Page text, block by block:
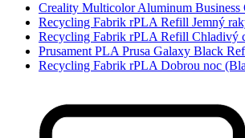
Creality Multicolor Aluminum Business
Recycling Fabrik rPLA Refill Jemný
Recycling Fabrik rPLA Refill Chladivý
Prusament PLA Prusa Galaxy Black
Recycling Fabrik rPLA Dobrou noc